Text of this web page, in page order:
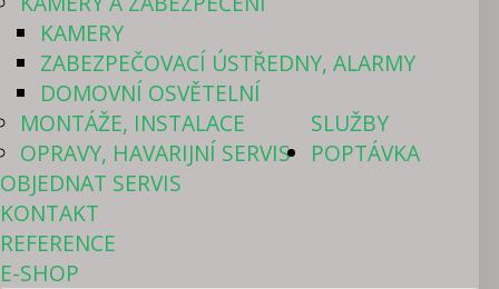
KAMERY
ZABEZPEČOVACÍ ÚSTŘEDNY, ALARMY
DOMOVNÍ OSVĚTELNÍ
SLUŽBY
MONTÁŽE, INSTALACE
OPRAVY, HAVARIJNÍ SERVIS
POPTÁVKA
OBJEDNAT SERVIS
KONTAKT
REFERENCE
E-SHOP